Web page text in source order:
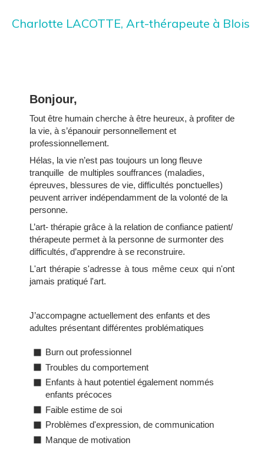
Charlotte LACOTTE, Art-thérapeute à Blois
Bonjour,
Tout être humain cherche à être heureux, à profiter de
la vie, à s’épanouir personnellement et
professionnellement.
Hélas, la vie n’est pas toujours un long fleuve
tranquille de multiples souffrances (maladies,
épreuves, blessures de vie, difficultés ponctuelles)
peuvent arriver indépendamment de la volonté de la
personne.
L’art- thérapie grâce à la relation de confiance patient/
thérapeute permet à la personne de surmonter des
difficultés, d’apprendre à se reconstruire.
L'art thérapie s'adresse à tous même ceux qui n'ont
jamais pratiqué l'art.
J’accompagne actuellement des enfants et des
adultes présentant différentes problématiques
Burn out professionnel
Troubles du comportement
Enfants à haut potentiel également nommés
enfants précoces
Faible estime de soi
Problèmes d'expression, de communication
Manque de motivation